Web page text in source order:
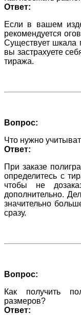
Ответ:
Если в вашем
рекомендуется
Существует шкала
вы застрахуете
тиража.
Вопрос:
Что нужно
Ответ:
При заказе
определитесь с
чтобы не
дополнительно.
значительно
сразу.
Вопрос:
Как получить
размеров?
Ответ: